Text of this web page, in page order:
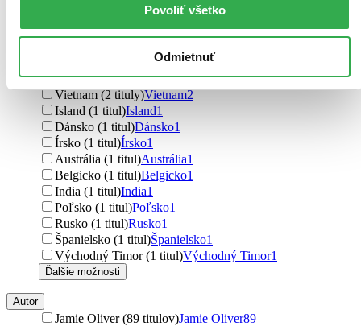
Povoliť všetko
Odmietnuť
Ukrajina (6 titulov)Ukrajina6
Chorvátsko (3 tituly)Chorvátsko3
severský2
Južná Kórea (2 tituly)Južná Kórea2
Vietnam (2 tituly)Vietnam2
Island (1 titul)Island1
Dánsko (1 titul)Dánsko1
Írsko (1 titul)Írsko1
Austrália (1 titul)Austrália1
Belgicko (1 titul)Belgicko1
India (1 titul)India1
Poľsko (1 titul)Poľsko1
Rusko (1 titul)Rusko1
Španielsko (1 titul)Španielsko1
Východný Timor (1 titul)Východný Timor1
Ďalšie možnosti
Autor
Jamie Oliver (89 titulov)Jamie Oliver89